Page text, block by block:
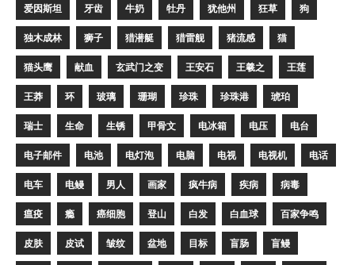
爱因斯坦 牙齿 牛奶 牡丹 犹他州 狂草 狗
独木成林 狮子 猎潜艇 猎雷舰 猪流感 猫
猫头鹰 献血 玄武门之变 王安石 王羲之 王莲
王莽 环 玻璃 珊瑚 珍珠 珍珠港 琥珀
瑞士 生命 生锈 甲骨文 电冰箱 电压 电台
电子邮件 电池 电灯泡 电脑 电视 电视机 电话
电车 电鳗 男人 画家 疯牛病 疾病 病毒
瘟疫 瘾 癌细胞 登山 白发 白血球 百家争鸣
皮肤 皮试 皱纹 盆地 目标 盲肠 盲鳗